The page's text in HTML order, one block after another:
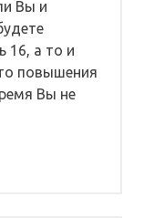
Вы и
16, а то и
повышения
Вы не